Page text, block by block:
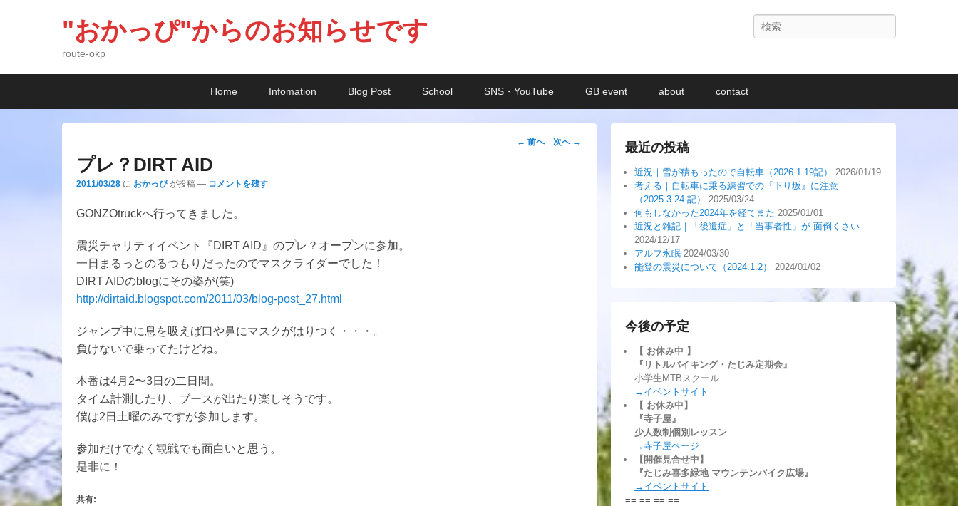
"おかっぴ"からのお知らせです
route-okp
索
Home Infomation Blog Post School SNS・YouTube GB event about contact
投
← 前へ 次へ →
プレ？DIRT AID
2011/03/28 に おかっぴ が投稿 — コメントを残す
GONZOtruckへ行ってきました。
震災チャリティイベント『DIRT AID』のプレ？オープンに参加。
一日まるっとのるつもりだったのでマスクライダーでした！
DIRT AIDのblogにその姿が(笑)
http://dirtaid.blogspot.com/2011/03/blog-post_27.html
ジャンプ中に息を吸えば口や鼻にマスクがはりつく・・・。
負けないで乗ってたけどね。
本番は4月2〜3日の二日間。
タイム計測したり、ブースが出たり楽しそうです。
僕は2日土曜のみですが参加します。
参加だけでなく観戦でも面白いと思う。
是非に！
共有:
最近の投稿
近況｜雪が積もったので自転車（2026.1.19記）
2026/01/19
考える｜自転車に乗る練習での『下り坂』に注意
（2025.3.24 記）
2025/03/24
何もしなかった2024年を経てまた 2025/01/01
近況と雑記｜「後遺症」と「当事者性」が 面倒くさい
2024/12/17
アルフ永眠 2024/03/30
能登の震災について（2024.1.2）
2024/01/02
今後の予定
【 お休み中 】
『リトルバイキング・たじみ定期会』
小学生MTBスクール
→イベントサイト
【 お休み中】
『寺子屋』
少人数制個別レッスン
→寺子屋ページ
【開催見合せ中】
『たじみ喜多緑地 マウンテンバイク広場』
→イベントサイト
== == == ==